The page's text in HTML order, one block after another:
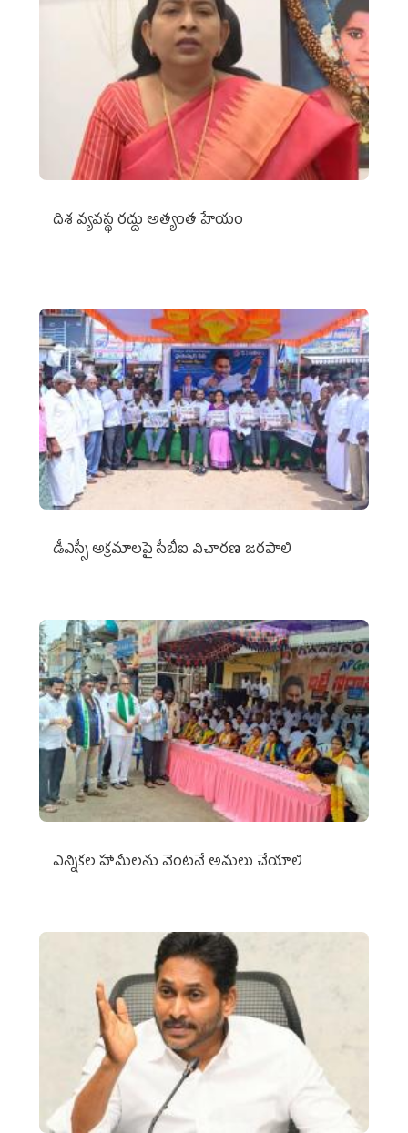
దిశ వ్యవస్థ రద్దు అత్యంత హేయం
డీఎస్సీ అక్రమాలపై సీబీఐ విచారణ జరపాలి
ఎన్నికల హామీలను వెంటనే అమలు చేయాలి